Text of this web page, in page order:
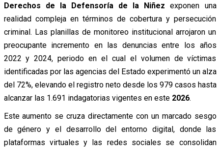
Derechos de la Defensoría de la Niñez exponen una
realidad compleja en términos de cobertura y persecución
criminal. Las planillas de monitoreo institucional arrojaron un
preocupante incremento en las denuncias entre los años
2022 y 2024, periodo en el cual el volumen de víctimas
identificadas por las agencias del Estado experimentó un alza
del 72%, elevando el registro neto desde los 979 casos hasta
alcanzar las 1.691 indagatorias vigentes en este 2026.
Este aumento se cruza directamente con un marcado sesgo
de género y el desarrollo del entorno digital, donde las
plataformas virtuales y las redes sociales se consolidan